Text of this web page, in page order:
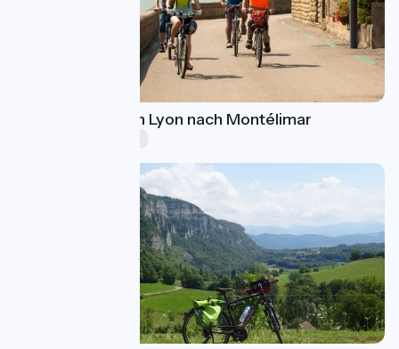
Die ViaRhôna von Lyon nach Montélimar